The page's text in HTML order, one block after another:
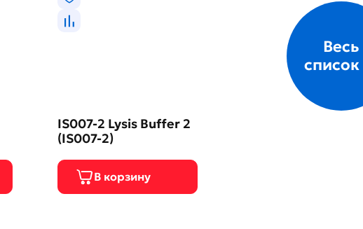
IS007-2 Lysis Buffer 2
(IS007-2)
Весь
список